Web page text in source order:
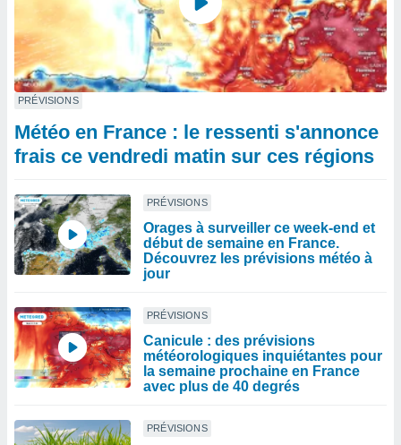
PRÉVISIONS
Météo en France : le ressenti s'annonce
frais ce vendredi matin sur ces régions
PRÉVISIONS
Orages à surveiller ce week-end et
début de semaine en France.
Découvrez les prévisions météo à
jour
PRÉVISIONS
Canicule : des prévisions
météorologiques inquiétantes pour
la semaine prochaine en France
avec plus de 40 degrés
PRÉVISIONS